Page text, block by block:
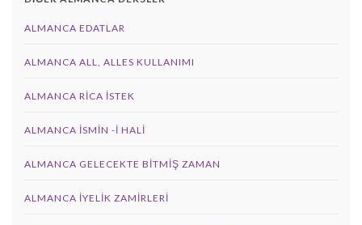
ALMANCA EDATLAR
ALMANCA ALL, ALLES KULLANIMI
ALMANCA RICA İSTEK
ALMANCA İSMIN -I HALI
ALMANCA GELECEKTE BITMIŞ ZAMAN
ALMANCA İYELIK ZAMIRLERI